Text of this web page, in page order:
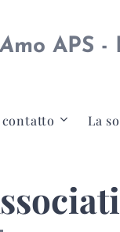
mo APS -
La